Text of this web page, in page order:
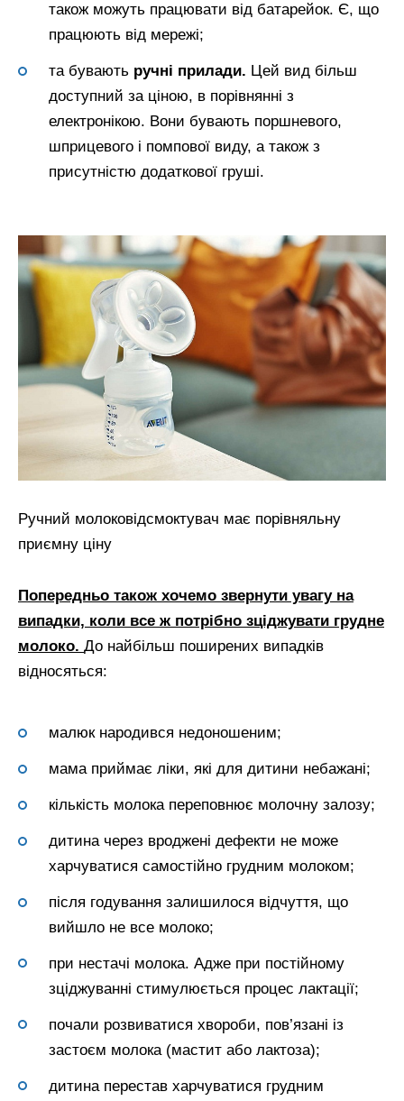
також можуть працювати від батарейок. Є, що
працюють від мережі;
та бувають ручні прилади. Цей вид більш
доступний за ціною, в порівнянні з
електронікою. Вони бувають поршневого,
шприцевого і помпової виду, а також з
присутністю додаткової груші.
Ручний молоковідсмоктувач має порівняльну
приємну ціну
Попередньо також хочемо звернути увагу на
випадки, коли все ж потрібно зціджувати грудне
молоко. До найбільш поширених випадків
відносяться:
малюк народився недоношеним;
мама приймає ліки, які для дитини небажані;
кількість молока переповнює молочну залозу;
дитина через вроджені дефекти не може
харчуватися самостійно грудним молоком;
після годування залишилося відчуття, що
вийшло не все молоко;
при нестачі молока. Адже при постійному
зціджуванні стимулюється процес лактації;
почали розвиватися хвороби, пов’язані із
застоєм молока (мастит або лактоза);
дитина перестав харчуватися грудним